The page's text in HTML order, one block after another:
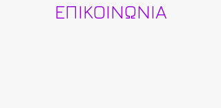
ΕΠΙΚΟΙΝΩΝΙΑ